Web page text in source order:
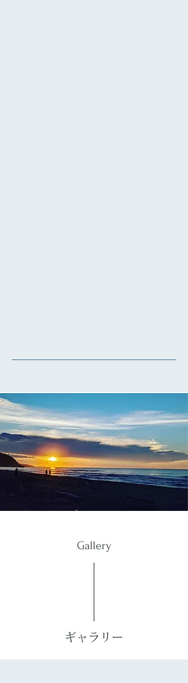
​Gallery
ギャラリー